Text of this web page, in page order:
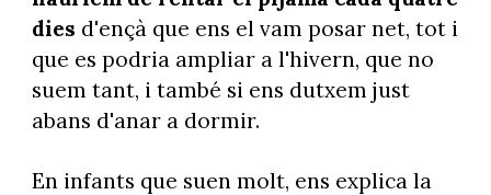
dies d'ençà que ens el vam posar net, tot i
que es podria ampliar a l'hivern, que no
suem tant, i també si ens dutxem just
abans d'anar a dormir.
En infants que suen molt, ens explica la